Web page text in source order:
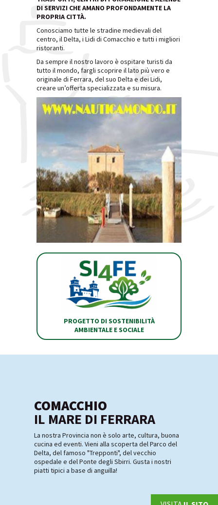
DI SERVIZI CHE AMANO PROFONDAMENTE LA
PROPRIA CITTÀ.
Conosciamo tutte le stradine medievali del
centro, il Delta, i Lidi di Comacchio e tutti i migliori
ristoranti.
Da sempre il nostro lavoro è ospitare turisti da
tutto il mondo, fargli scoprire il lato più vero e
originale di Ferrara, del suo Delta e dei Lidi,
creare un’offerta specializzata e su misura.
PROGETTO DI SOSTENIBILITÀ
AMBIENTALE E SOCIALE
COMACCHIO
IL MARE DI FERRARA
La nostra Provincia non è solo arte, cultura, buona
cucina ed eventi. Vieni alla scoperta del Parco del
Delta, del famoso "Trepponti", del vecchio
ospedale e del Ponte degli Sbirri. Gusta i nostri
piatti tipici a base di anguilla!